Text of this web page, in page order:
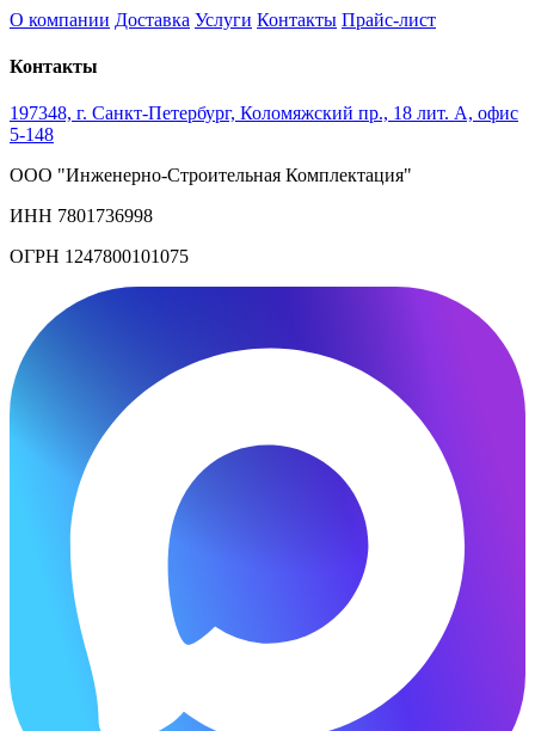
О компании Доставка Услуги Контакты Прайс-лист
Контакты
197348, г. Санкт-Петербург, Коломяжский пр., 18 лит. А, офис
5-148
ООО "Инженерно-Строительная Комплектация"
ИНН 7801736998
ОГРН 1247800101075